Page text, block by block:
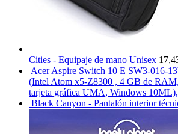
Cities - Equipaje de mano Unisex
Acer Aspire Switch 10 E SW3-016-
(Intel Atom x5-Z8300 , 4 GB de
tarjeta gráfica UMA, Windows
Black Canyon - Pantalón interior